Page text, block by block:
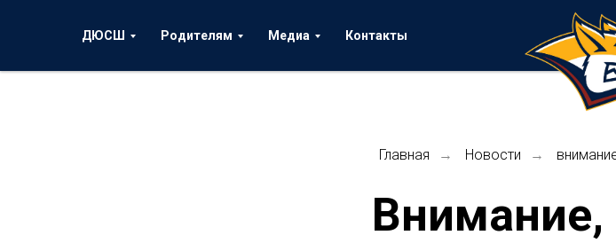
ДЮСШ Родителям Медиа Контакты
Главная → Новости →
Внимание,